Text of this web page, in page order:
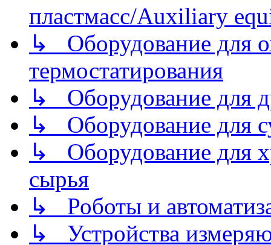
пластмасс/Auxiliary
↳ Оборудование для
термостатирования
↳ Оборудование для
↳ Оборудование для
↳ Оборудование для
сырья
↳ Роботы и
↳ Устройства